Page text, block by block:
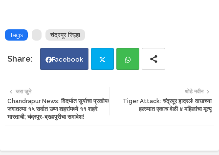
Tags चंद्रपूर जिल्हा
Facebook
tte ats
थोडे नवीन
Tiger Attack: चंद्रपूर हादरलं! वाघाच्या
हल्ल्यात एकाच वेळी ४ महिलांचा मृत्यू
जरा जुने
Chandrapur News: विदर्भात सूर्याचा प्रकोप!
जगातल्या १५ सर्वात उष्ण शहरांमध्ये ११ शहरे
भारताची; चंद्रपूर-ब्रह्मपुरीचा समावेश!